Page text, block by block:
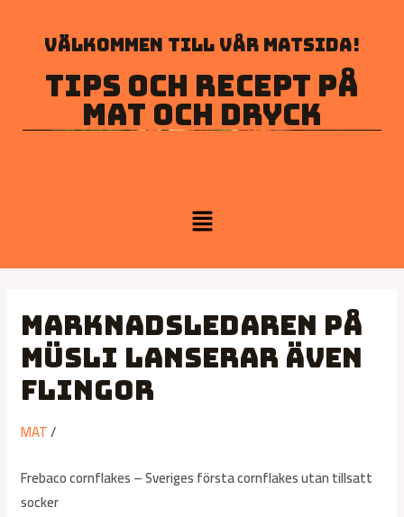
Välkommen till vår matsida!
Tips och recept på
mat och dryck
Marknadsledaren på
müsli lanserar även
flingor
MAT/
Frebaco cornflakes – Sveriges första cornflakes utan tillsatt
socker